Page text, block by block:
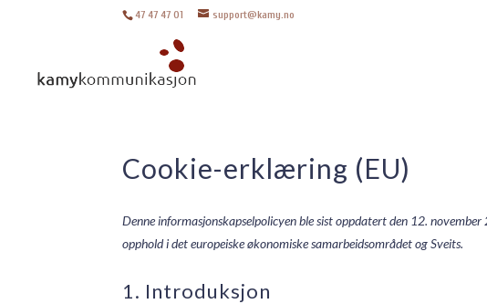
47 47 47 01 support@kamy.no
Cookie-erklæring (EU)
Denne informasjonskapselpolicyen ble sist oppdatert den 12.
opphold i det europeiske økonomiske samarbeidsområdet og Sveits.
1. Introduksjon